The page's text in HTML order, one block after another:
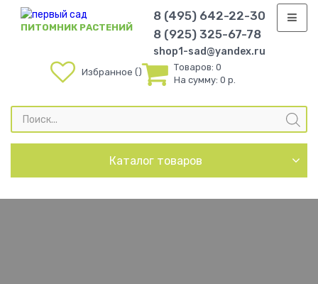
ПИТОМНИК РАСТЕНИЙ
8 (495) 642-22-30
8 (925) 325-67-78
shop1-sad@yandex.ru
Избранное Товаров: 0
На сумму: 0 р.
Поиск
товаров
Каталог товаров